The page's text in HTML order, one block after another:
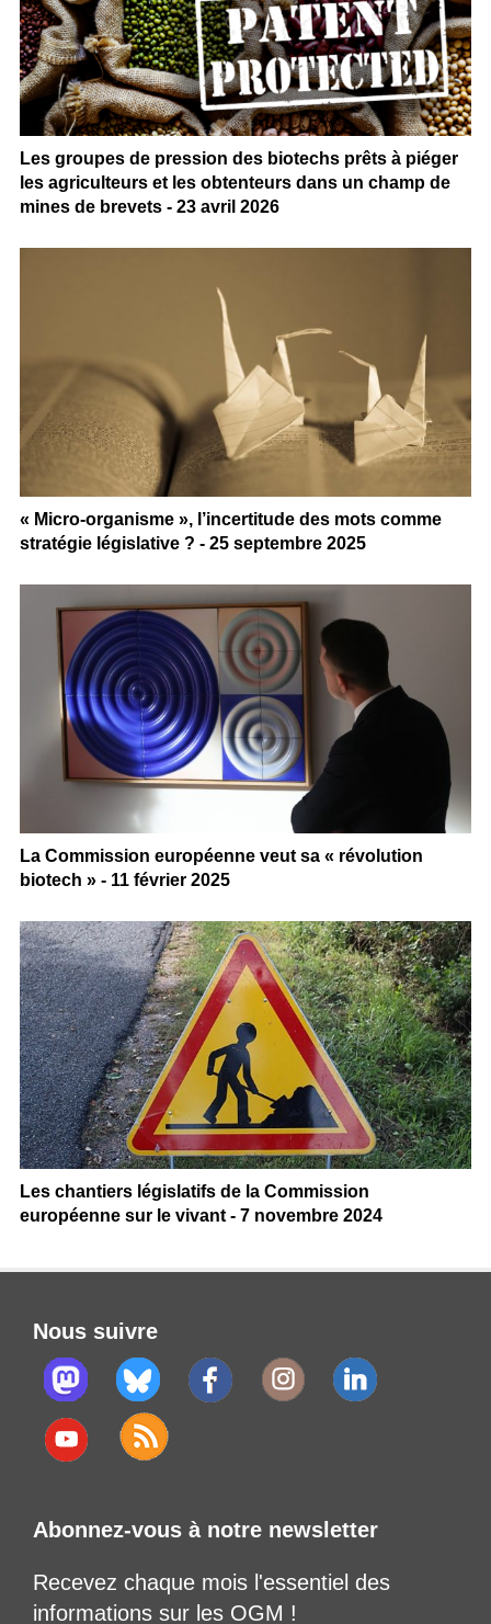
Les groupes de pression des biotechs prêts à piéger
les agriculteurs et les obtenteurs dans un champ de
mines de brevets - 23 avril 2026
« Micro-organisme », l’incertitude des mots comme
stratégie législative ? - 25 septembre 2025
La Commission européenne veut sa « révolution
biotech » - 11 février 2025
Les chantiers législatifs de la Commission
européenne sur le vivant - 7 novembre 2024
Nous suivre
Abonnez-vous à notre newsletter
Recevez chaque mois l'essentiel des
informations sur les OGM !